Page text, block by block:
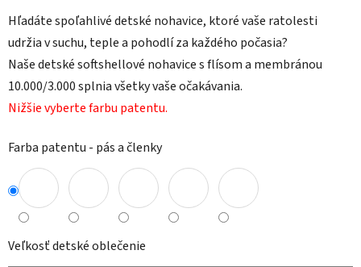
Hľadáte spoľahlivé detské nohavice, ktoré vaše ratolesti
udržia v suchu, teple a pohodlí za každého počasia?
Naše detské softshellové nohavice s flísom a membránou
10.000/3.000 splnia všetky vaše očakávania.
Nižšie vyberte farbu patentu.
Farba patentu - pás a členky
Veľkosť detské oblečenie